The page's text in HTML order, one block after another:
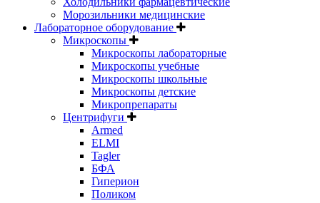
Морозильники медицинские
Лабораторное оборудование
Микроскопы
Микроскопы лабораторные
Микроскопы учебные
Микроскопы школьные
Микроскопы детские
Микропрепараты
Центрифуги
Armed
ELMI
Tagler
БФА
Гиперион
Поликом